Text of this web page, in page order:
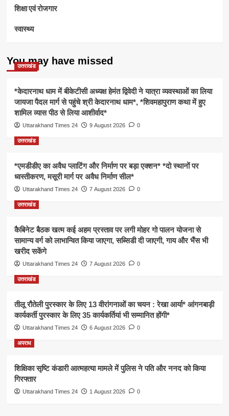
शिक्षा एवं रोजगार
स्वास्थ्य
You may have missed
उत्तराखंड
*केदारनाथ धाम में बीकेटीसी अध्यक्ष हेमंत द्विवेदी ने यात्रा व्यवस्थाओं का लिया
जायजा पैदल मार्ग से पहुंचे श्री केदारनाथ धाम*, *शिवमहापुराण कथा में हुए
शामिल व्यास पीठ से लिया आशीर्वाद*
Uttarakhand Times 24 9 August 2026 0
उत्तराखंड
*एमडीडीए का अवैध प्लाटिंग और निर्माण पर बड़ा एक्शन* *दो स्थानों पर
ध्वस्तीकरण, मसूरी मार्ग पर अवैध निर्माण सील*
Uttarakhand Times 24 7 August 2026 0
उत्तराखंड
कैबिनेट बैठक खत्म कई अहम प्रस्ताव पर लगी मोहर गो पालन योजना से
सामान्य वर्ग को लाभान्वित किया जाएगा, सब्सिडी दी जाएगी, गाय और भैंस भी
खरीद सकेंगे
Uttarakhand Times 24 7 August 2026 0
उत्तराखंड
तीलू रौतेली पुरस्कार के लिए 13 वीरांगनाओं का चयन : रेखा आर्या* आंगनबाड़ी
कार्यकर्ती पुरस्कार के लिए 35 कार्यकर्तियां भी सम्मानित होंगी*
Uttarakhand Times 24 6 August 2026 0
अपराध
शिक्षिका सृष्टि कंडारी आत्महत्या मामले में पुलिस ने पति और ननद को किया
गिरफ्तार
Uttarakhand Times 24 1 August 2026 0